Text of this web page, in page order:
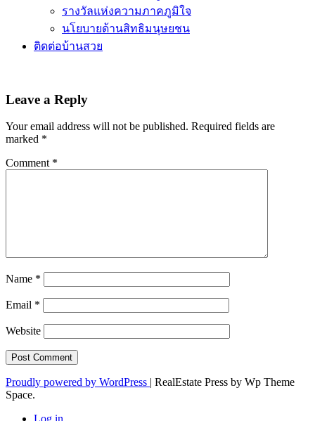
รางวัลแห่งความภาคภูมิใจ
นโยบายด้านสิทธิมนุษยชน
ติดต่อบ้านสวย
Leave a Reply
Your email address will not be published. Required fields are
marked *
Comment *
Name *
Email *
Website
Proudly powered by WordPress | RealEstate Press by Wp Theme
Space.